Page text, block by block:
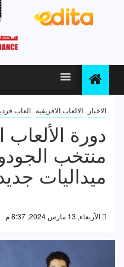
الاخبار الالعاب الافريقية العاب
دورة الألعاب
ميداليات
الأربعاء, 13 مارس 2024, 8:37 م